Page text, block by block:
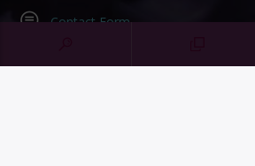
Contact Form